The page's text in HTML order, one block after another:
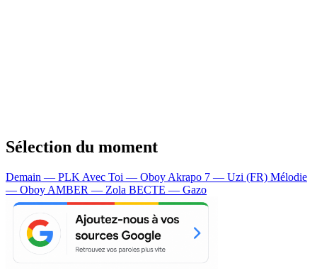
Sélection du moment
Demain — PLK Avec Toi — Oboy Akrapo 7 — Uzi (FR) Mélodie
— Oboy AMBER — Zola BECTE — Gazo